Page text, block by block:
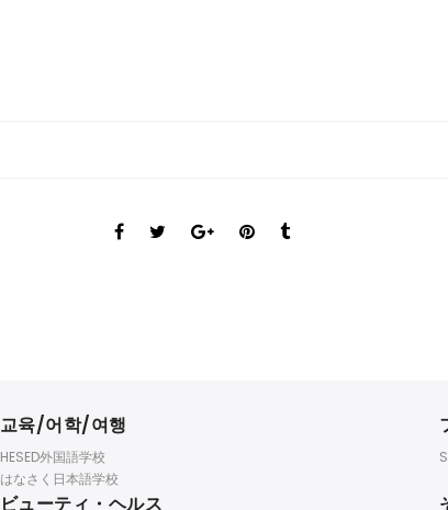
교육/어학/여행
HESED外国語学校
はなさく日本語学校
ビューティ・ヘルス